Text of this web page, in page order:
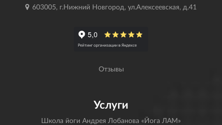
603005, г.Нижний Новгород, ул.Алексеевская, д.41
Отзывы
Услуги
Школа йоги Андрея Лобанова «Йога ЛАМ»